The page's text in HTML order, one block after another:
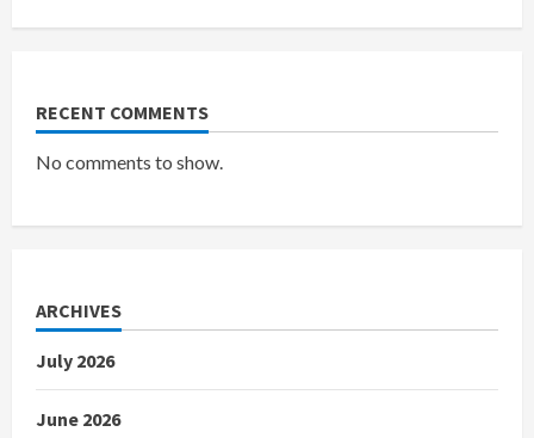
RECENT COMMENTS
No comments to show.
ARCHIVES
July 2026
June 2026